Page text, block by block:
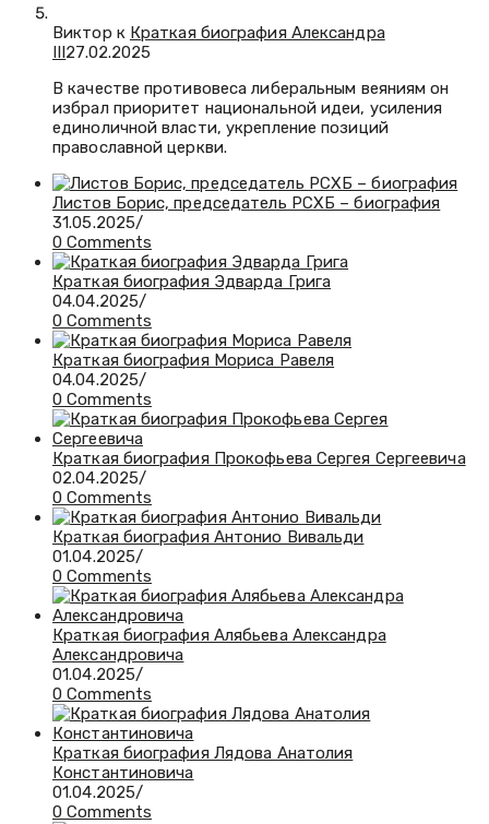
Виктор к Краткая биография Александра
III27.02.2025
В качестве противовеса либеральным веяниям он
избрал приоритет национальной идеи, усиления
единоличной власти, укрепление позиций
православной церкви.
Листов Борис, председатель РСХБ – биография
31.05.2025/
0 Comments
Краткая биография Эдварда Грига
04.04.2025/
0 Comments
Краткая биография Мориса Равеля
04.04.2025/
0 Comments
Краткая биография Прокофьева Сергея Сергеевича
02.04.2025/
0 Comments
Краткая биография Антонио Вивальди
01.04.2025/
0 Comments
Краткая биография Алябьева Александра
Александровича
01.04.2025/
0 Comments
Краткая биография Лядова Анатолия
Константиновича
01.04.2025/
0 Comments